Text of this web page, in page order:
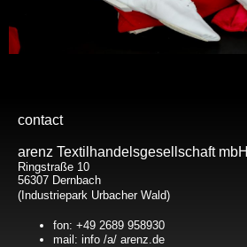
contact
arenz Textilhandelsgesellschaft mbH
Ringstraße 10
56307 Dernbach
(Industriepark Urbacher Wald)
fon: +49 2689 958930
mail: info /a/ arenz.de